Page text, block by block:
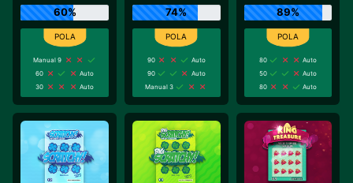
60%
Manual 9
60
Auto
30
Auto
74%
90
Auto
90
Auto
Manual 3
89%
80
Auto
50
Auto
80
Auto